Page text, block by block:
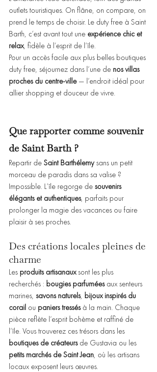
outlets touristiques. On flâne, on compare, on
prend le temps de choisir. Le duty free à Saint
Barth, c’est avant tout une expérience chic et
relax, fidèle à l’esprit de l’île.
Pour un accès facile aux plus belles boutiques
duty free, séjournez dans l’une de nos villas
proches du centre-ville — l’endroit idéal pour
allier shopping et douceur de vivre.
Que rapporter comme souvenir
de Saint Barth ?
Repartir de Saint Barthélemy sans un petit
morceau de paradis dans sa valise ?
Impossible. L’île regorge de souvenirs
élégants et authentiques, parfaits pour
prolonger la magie des vacances ou faire
plaisir à ses proches.
Des créations locales pleines de
charme
Les produits artisanaux sont les plus
recherchés : bougies parfumées aux senteurs
marines, savons naturels, bijoux inspirés du
corail ou paniers tressés à la main. Chaque
pièce reflète l’esprit bohème et raffiné de
l’île. Vous trouverez ces trésors dans les
boutiques de créateurs de Gustavia ou les
petits marchés de Saint Jean, où les artisans
locaux exposent leurs œuvres.